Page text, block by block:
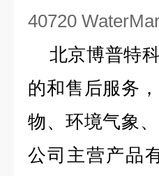
40720
北京博普特科
的和售后服务
物、环境气象
公司主营产品